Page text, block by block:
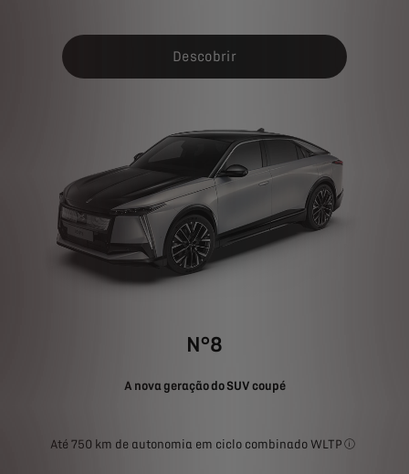
Descobrir
N°8
A nova geração do SUV coupé
Até 750 km de autonomia em ciclo combinado WLTP